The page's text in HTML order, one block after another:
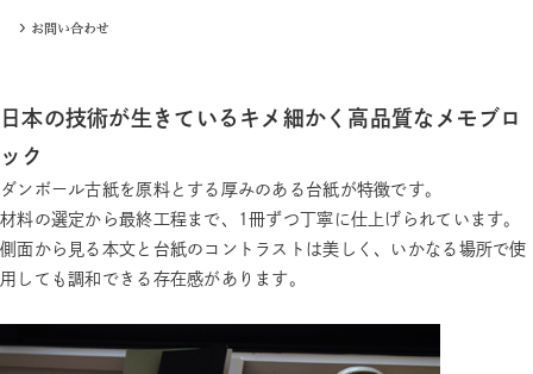
日本の技術が生きているキメ細かく高品質なメモブロ
ック
ダンボール古紙を原料とする厚みのある台紙が特徴です。
材料の選定から最終工程まで、1冊ずつ丁寧に仕上げられています。
側面から見る本文と台紙のコントラストは美しく、いかなる場所で使
用しても調和できる存在感があります。